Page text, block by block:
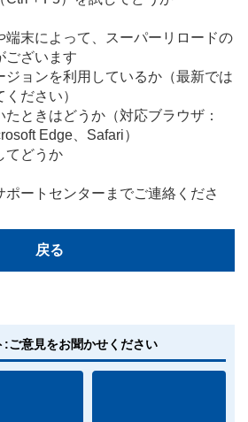
末によって、スーパーリロードの
ございます
ジョンを利用しているか（最新では
ださい）
たときはどうか（対応ブラウザ：
Edge、Safari）
てどうか
ートセンターまでご連絡くださ
戻る
:ご意見をお聞かせください